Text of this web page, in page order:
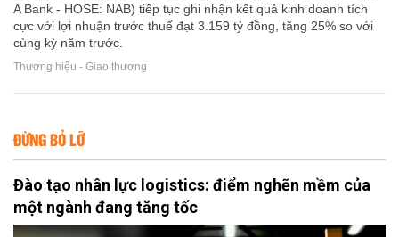
A Bank - HOSE: NAB) tiếp tục ghi nhận kết quả kinh doanh tích
cực với lợi nhuận trước thuế đạt 3.159 tỷ đồng, tăng 25% so với
cùng kỳ năm trước.
Thương hiệu - Giao thương
ĐỪNG BỎ LỠ
Đào tạo nhân lực logistics: điểm nghẽn mềm của
một ngành đang tăng tốc